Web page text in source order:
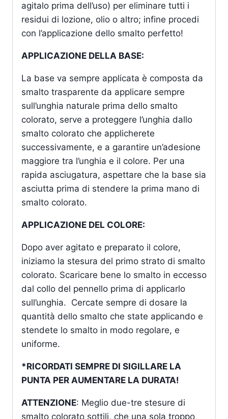
agitalo prima dell’uso) per eliminare tutti i
residui di lozione, olio o altro; infine procedi
con l’applicazione dello smalto perfetto!
APPLICAZIONE DELLA BASE:
La base va sempre applicata è composta da
smalto trasparente da applicare sempre
sull’unghia naturale prima dello smalto
colorato, serve a proteggere l’unghia dallo
smalto colorato che applicherete
successivamente, e a garantire un’adesione
maggiore tra l’unghia e il colore. Per una
rapida asciugatura, aspettare che la base sia
asciutta prima di stendere la prima mano di
smalto colorato.
APPLICAZIONE DEL COLORE:
Dopo aver agitato e preparato il colore,
iniziamo la stesura del primo strato di smalto
colorato. Scaricare bene lo smalto in eccesso
dal collo del pennello prima di applicarlo
sull’unghia. Cercate sempre di dosare la
quantità dello smalto che state applicando e
stendete lo smalto in modo regolare, e
uniforme.
*RICORDATI SEMPRE DI SIGILLARE LA
PUNTA PER AUMENTARE LA DURATA!
ATTENZIONE: Meglio due-tre stesure di
smalto colorato sottili, che una sola troppo